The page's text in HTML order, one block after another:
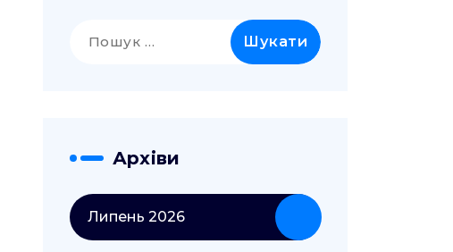
Архіви
Липень 2026